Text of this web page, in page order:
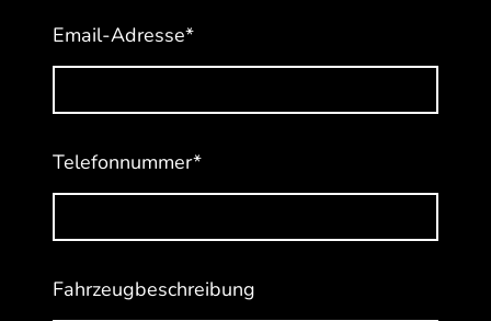
Email-Adresse*
Telefonnummer*
Fahrzeugbeschreibung